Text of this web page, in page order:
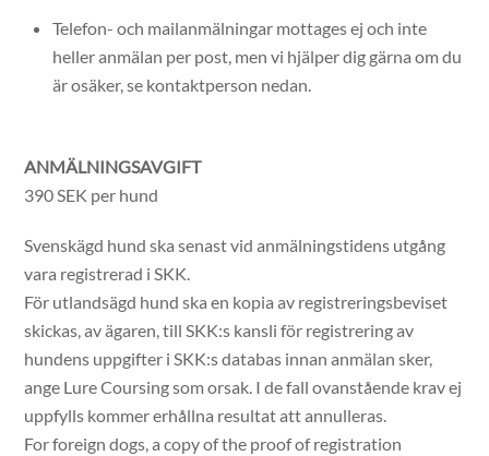
Telefon- och mailanmälningar mottages ej och inte
heller anmälan per post, men vi hjälper dig gärna om du
är osäker, se kontaktperson nedan.
ANMÄLNINGSAVGIFT
390 SEK per hund
Svenskägd hund ska senast vid anmälningstidens utgång
vara registrerad i SKK.
För utlandsägd hund ska en kopia av registreringsbeviset
skickas, av ägaren, till SKK:s kansli för registrering av
hundens uppgifter i SKK:s databas innan anmälan sker,
ange Lure Coursing som orsak. I de fall ovanstående krav ej
uppfylls kommer erhållna resultat att annulleras.
For foreign dogs, a copy of the proof of registration